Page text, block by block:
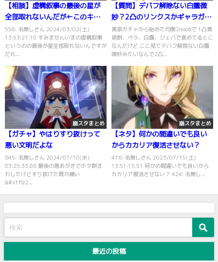
【相談】虚構叙事の最後の星が
全部取れないんだが←このキャ
ラ育てろ
558: 名無しさん 2024/03/02(土)
13:53:27.10 すみませんいまの虚構叙事
というのの最後が星全部取れないんですが
だれ...
【質問】デバフ解除ない白露微
妙？2凸のリンクスかギャラガー
にしたほうがいい？
黄泉ガチャから始めた均衡2noobで 1凸黄
泉餅、ペラ、白露、ジェパで進めてるとこ
なんだけど ここ見てデバフ解除ない白露
微妙みたいなんで2凸...
崩スタまとめ
【ガチャ】やはりすり抜けって
悪い文明だよな
645: 名無しさん 2024/07/10(水)
03:25:33.86 最後の悪あがきでホタ餅ま
わしたけどすり抜けた胃が痛い
&#x1f92...
崩スタまとめ
【ネタ】何かの間違いでも良い
からカカリア復活させない？
416: 名無しさん 2023/07/15(土)
13:51:15.51 何かの間違いでも良いから
カカリア復活させない？ 424: 名無し...
最近の投稿